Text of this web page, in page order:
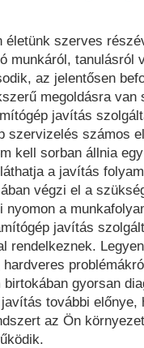
életünk szerves
munkáról, tanulásról
az jelentősen
megoldásra van
javítás
szervizelés számos
kell sorban állnia
a javítás
végzi el a
nyomon a
javítás
rendelkeznek.
gyorsan
további előnye,
az Ön